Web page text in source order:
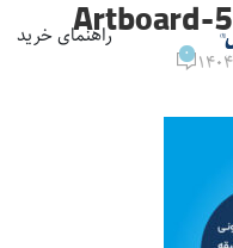
راهنمای خریدArtboard-
0